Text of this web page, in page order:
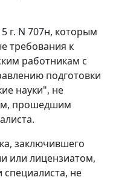
г. N 707н, которым
требования к
работникам с
подготовки
науки", не
прошедшим
заключившего
или лицензиатом,
специалиста, не